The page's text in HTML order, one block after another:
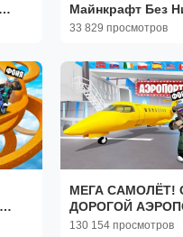
Майнкрафт Без
33 829 просмотров
МЕГА САМОЛЁТ!
ДОРОГОЙ
МИРЕ В ROBLOX
130 154 просмотров